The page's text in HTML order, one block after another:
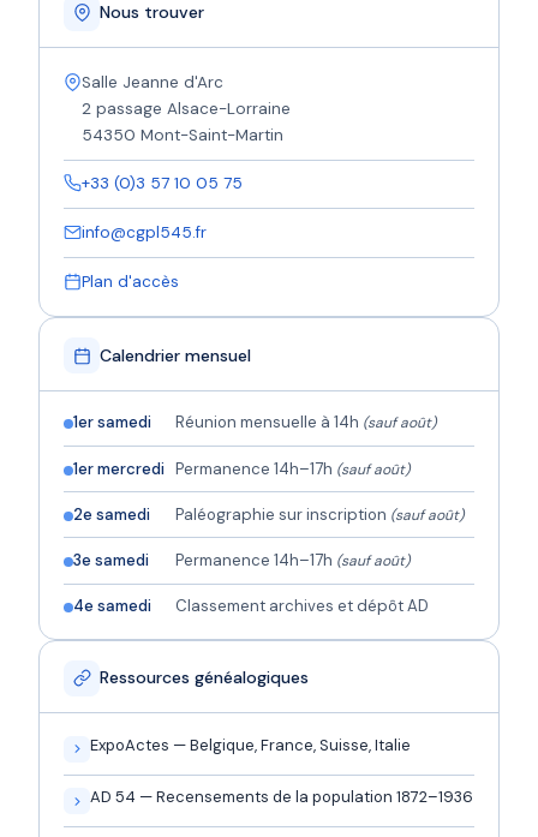
Nous trouver
Salle Jeanne d'Arc
2 passage Alsace-Lorraine
54350 Mont-Saint-Martin
+33 (0)3 57 10 05 75
info@cgpl545.fr
Plan d'accès
Calendrier mensuel
1er samedi Réunion mensuelle à 14h (sauf août)
1er mercredi Permanence 14h–17h (sauf août)
2e samedi Paléographie sur inscription (sauf août)
3e samedi Permanence 14h–17h (sauf août)
4e samedi Classement archives et dépôt AD
Ressources généalogiques
ExpoActes — Belgique, France, Suisse, Italie
AD 54 — Recensements de la population 1872–1936